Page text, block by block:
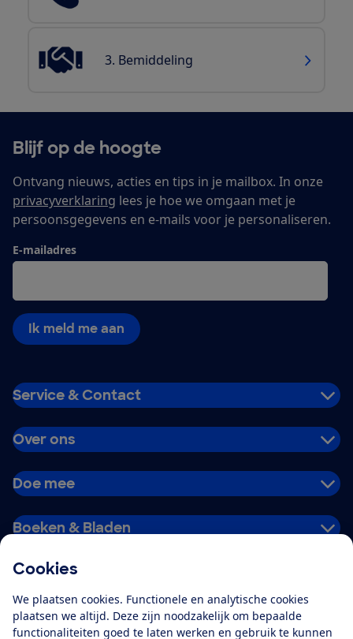
Cookies
We plaatsen cookies. Functionele en analytische cookies
plaatsen we altijd. Deze zijn noodzakelijk om bepaalde
functionaliteiten goed te laten werken en gebruik te kunnen
3. Bemiddeling
Blijf op de hoogte
Ontvang nieuws, acties en tips in je mailbox. In onze
privacyverklaring lees je hoe we omgaan met je
persoonsgegevens en e-mails voor je personaliseren.
E-mailadres
Ik meld me aan
Service & Contact
Over ons
Doe mee
Boeken & Bladen